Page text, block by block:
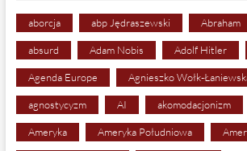
aborcja abp Jędraszewski Abraham
absurd Adam Nobis Adolf Hitler
Agenda Europe Agnieszko Wołk-
agnostycyzm AI akomodacjonizm
Ameryka Ameryka Południowa